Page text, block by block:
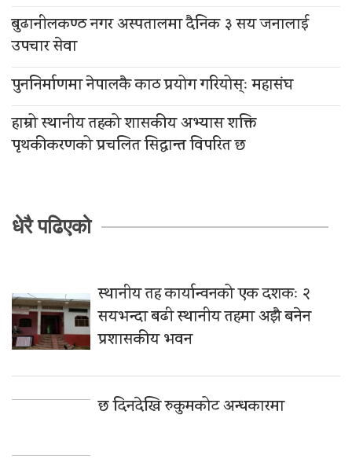
बुढानीलकण्ठ नगर अस्पतालमा दैनिक ३ सय जनालाई
उपचार सेवा
पुननिर्माणमा नेपालकै काठ प्रयोग गरियोस्ः महासंघ
हाम्रो स्थानीय तहको शासकीय अभ्यास शक्ति
पृथकीकरणको प्रचलित सिद्धान्त विपरित छ
धेरै पढिएको
स्थानीय तह कार्यान्वनको एक दशकः २
सयभन्दा बढी स्थानीय तहमा अझै बनेन
प्रशासकीय भवन
छ दिनदेखि रुकुमकोट अन्धकारमा